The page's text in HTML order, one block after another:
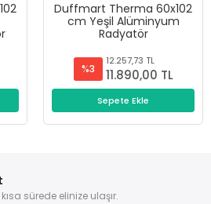
Duffmart Therma 60x102
cm Yeşil Alüminyum
Radyatör
%3
12.257,73 TL
11.890,00 TL
Sepete Ekle
sürede elinize ulaşır.